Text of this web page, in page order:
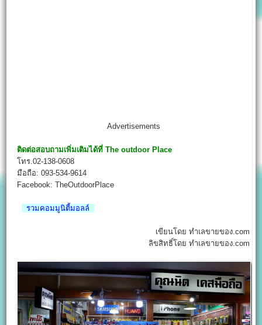
Advertisements
ติดต่อสอบถามเพิ่มเติมได้ที่ The outdoor Place
โทร.02-138-0608
มือถือ: 093-534-9614
Facebook: TheOutdoorPlace
รวมคอมมูนิตี้มอลล์
เขียนโดย ทำเลขายของ.com
ลิขสิทธิ์โดย ทำเลขายของ.com